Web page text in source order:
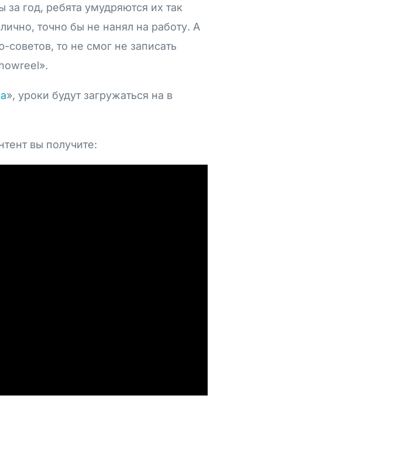
год, ребята умудряются их так
точно бы не нанял на работу. А
то не смог не записать
», уроки будут загружаться на в
вы получите: